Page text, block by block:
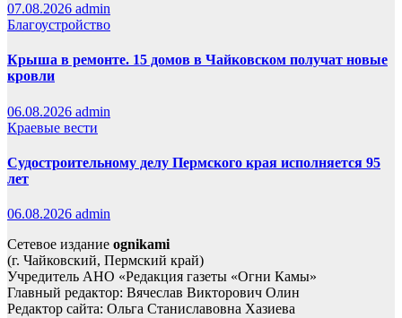
07.08.2026 admin
Благоустройство
Крыша в ремонте. 15 домов в Чайковском получат новые
кровли
06.08.2026 admin
Краевые вести
Судостроительному делу Пермского края исполняется 95
лет
06.08.2026 admin
Сетевое издание ognikami
(г. Чайковский, Пермский край)
Учредитель АНО «Редакция газеты «Огни Камы»
Главный редактор: Вячеслав Викторович Олин
Редактор сайта: Ольга Станиславовна Хазиева